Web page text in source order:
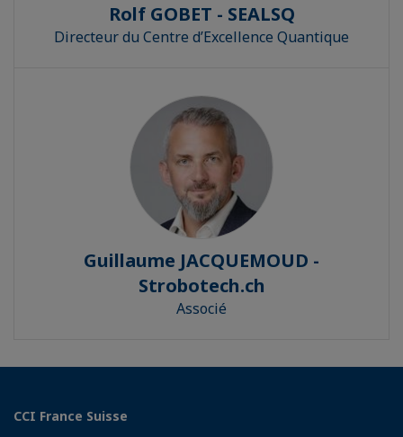
Rolf GOBET - SEALSQ
Directeur du Centre d’Excellence Quantique
Guillaume JACQUEMOUD -
Strobotech.ch
Associé
CCI France Suisse